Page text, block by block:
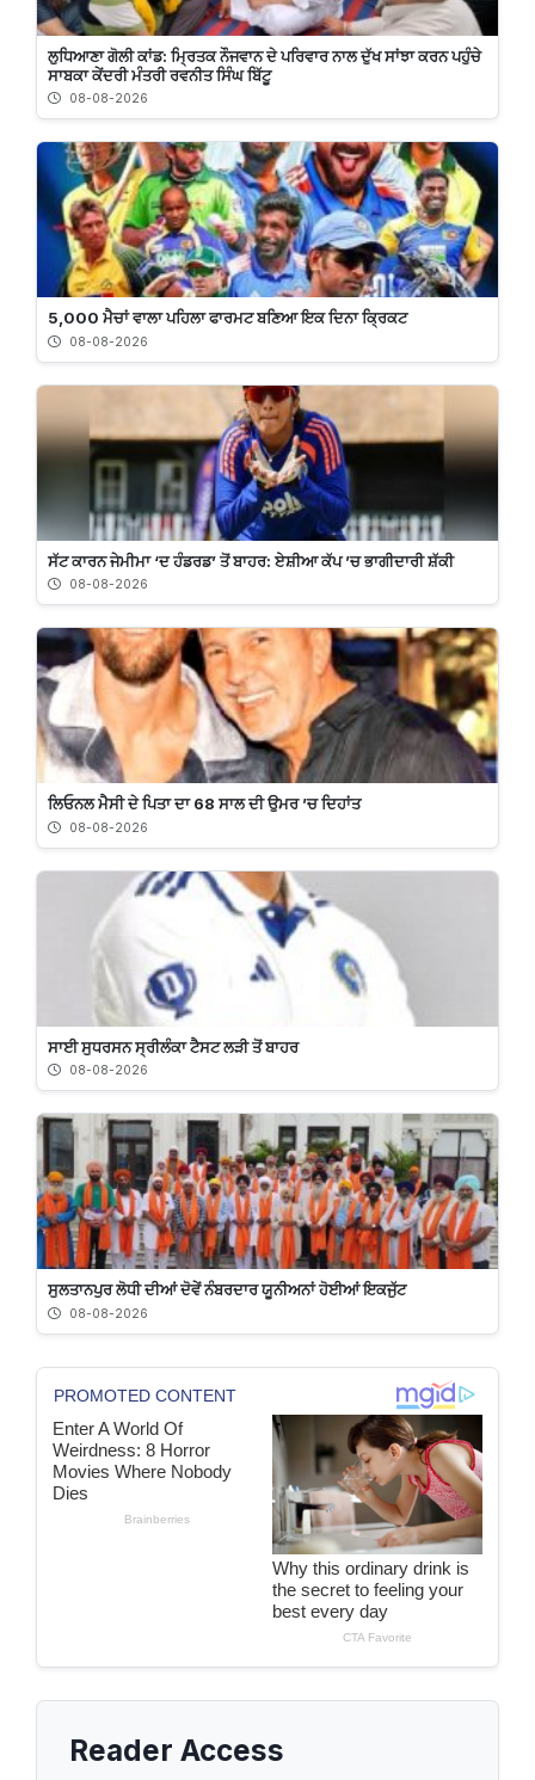
ਲੁਧਿਆਣਾ ਗੋਲੀ ਕਾਂਡ: ਮ੍ਰਿਤਕ ਨੌਜਵਾਨ ਦੇ ਪਰਿਵਾਰ ਨਾਲ ਦੁੱਖ ਸਾਂਝਾ ਕਰਨ ਪਹੁੰਚੇ
ਸਾਬਕਾ ਕੇਂਦਰੀ ਮੰਤਰੀ ਰਵਨੀਤ ਸਿੰਘ ਬਿੱਟੂ
08-08-2026
5,000 ਮੈਚਾਂ ਵਾਲਾ ਪਹਿਲਾ ਫਾਰਮਟ ਬਣਿਆ ਇਕ ਦਿਨਾ ਕ੍ਰਿਕਟ
08-08-2026
ਸੱਟ ਕਾਰਨ ਜੇਮੀਮਾ ‘ਦ ਹੰਡਰਡ’ ਤੋਂ ਬਾਹਰ: ਏਸ਼ੀਆ ਕੱਪ ’ਚ ਭਾਗੀਦਾਰੀ ਸ਼ੱਕੀ
08-08-2026
ਲਿਓਨਲ ਮੈਸੀ ਦੇ ਪਿਤਾ ਦਾ 68 ਸਾਲ ਦੀ ਉਮਰ ’ਚ ਦਿਹਾਂਤ
08-08-2026
ਸਾਈ ਸੁਧਰਸਨ ਸ੍ਰੀਲੰਕਾ ਟੈਸਟ ਲੜੀ ਤੋਂ ਬਾਹਰ
08-08-2026
ਸੁਲਤਾਨਪੁਰ ਲੋਧੀ ਦੀਆਂ ਦੋਵੇਂ ਨੰਬਰਦਾਰ ਯੂਨੀਅਨਾਂ ਹੋਈਆਂ ਇਕਜੁੱਟ
08-08-2026
Reader Access